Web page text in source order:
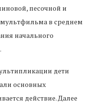
песочной и
в среднем
начального
дети
основных
действие. Далее